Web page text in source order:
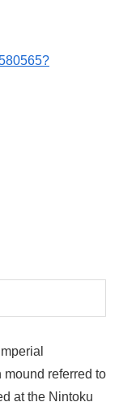
mound referred to
at the Nintoku